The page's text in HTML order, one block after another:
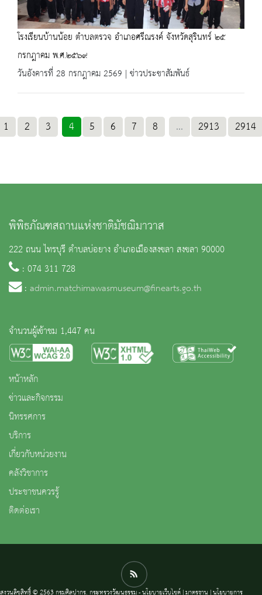
โรงเรียนบ้านน้อย ตำบลตรวจ อำเภอศรีณรงค์ จังหวัดสุรินทร์ ๒๕
กรกฎาคม พ.ศ.๒๕๖๙
วันอังคารที่ 28 กรกฎาคม 2569 | ข่าวประชาสัมพันธ์
1 2 3 4 5 6 7 8 ... 2913 2914
พิพิธภัณฑสถานแห่งชาติมัชฌิมาวาส
222 ถนน ไทรบุรี ตำบลบ่อยาง อำเภอเมืองสงขลา สงขลา 90000
: 074 311 728
: admin.matchimawasmuseum@finearts.go.th
จำนวนผู้เข้าชม 1,447 คน
หน้าหลัก
ข่าวและกิจกรรม
นิทรรศการ
บริการ
เกี่ยวกับหน่วยงาน
คลังวิชาการ
ประชาชนควรรู้
ติดต่อเรา